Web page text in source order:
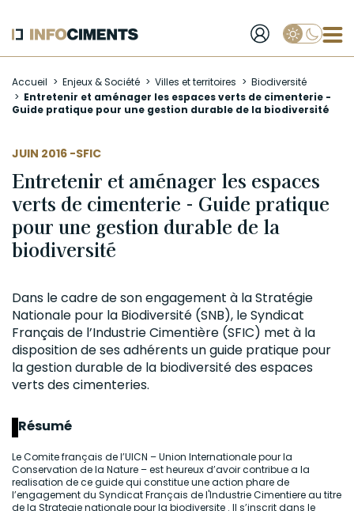
au
contenu
Accueil Enjeux & Société Villes et territoires
Biodiversité
Entretenir et aménager les espaces verts de cimenterie -
Guide pratique pour une gestion durable de la biodiversité
JUIN 2016 -
AUTEUR SFIC
Entretenir et aménager les espaces
verts de cimenterie - Guide pratique
pour une gestion durable de la
biodiversité
Dans lecadrede son engagement à la Stratégie
Nationale pour la Biodiversité (SNB), le Syndicat
Français de l’Industrie Cimentière (SFIC) met à la
disposition de ses adhérents un guide pratique pour
la gestion durable de la biodiversité des espaces
verts des cimenteries.
Résumé
Le Comite français de l’UICN – Union Internationale pour la
Conservation de la Nature – est heureux d’avoir contribue a la
realisation de ce guide qui constitue une action phare de
l’engagement du Syndicat Français de l'Industrie Cimentiere au titre
de la Strategie nationale pour la biodiversite . Il s’inscrit dans le